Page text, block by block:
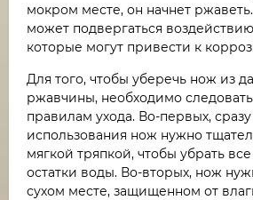
мокром месте, он начнет
может подвергаться
которые могут привести к
Для того, чтобы уберечь нож из
ржавчины, необходимо
правилам ухода. Во-первых,
использования нож нужно
мягкой тряпкой, чтобы убрать
остатки воды. Во-вторых, нож
сухом месте, защищенном от